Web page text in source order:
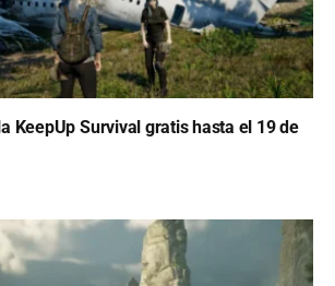
KeepUp Survival gratis hasta el 19 de